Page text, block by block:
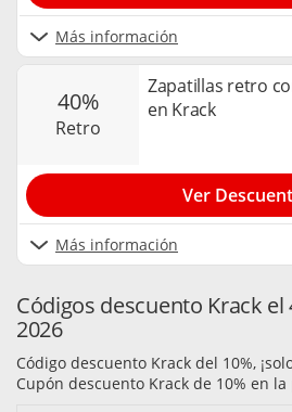
Más información
40%
retro
Zapatillas retro
en Krack
Más información
Ver
Códigos descuento Krack el
2026
Código descuento Krack del 10%,
Cupón descuento Krack de 10% en